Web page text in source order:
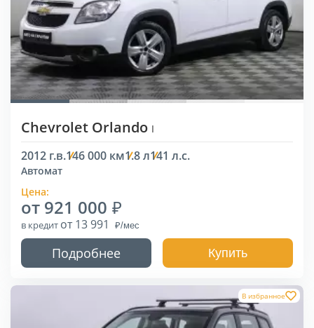
Chevrolet Orlando I
2012 г.в.146 000 км1.8 л141 л.с.
Автомат
Цена:
от 921 000
в кредит от 13 991
Подробнее Купить
В избранное